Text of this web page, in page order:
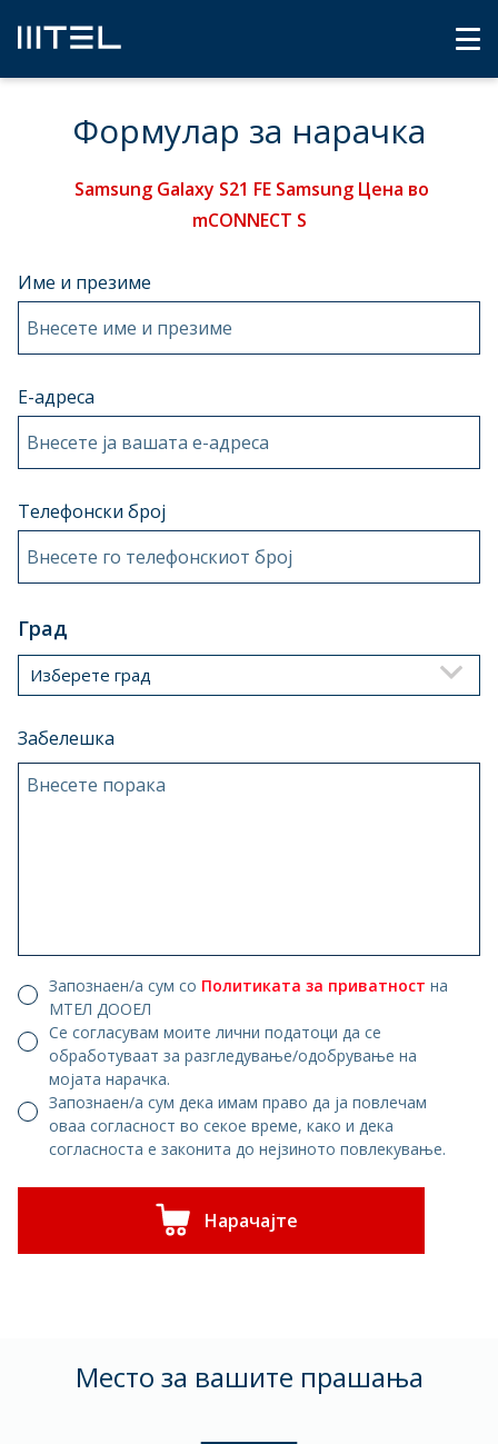
Формулар за нарачка
Samsung Galaxy S21 FE Samsung Цена во
mCONNECT S
Име и презиме
Внесете име и презиме
Е-адреса
Внесете ја вашата e-адреса
Телефонски број
Внесете го телефонскиот број
Град
Изберете град
Забелешка
Внесете порака
Запознаен/а сум со Политиката за приватност на
МТЕЛ ДООЕЛ
Се согласувам моите лични податоци да се
обработуваат за разгледување/одобрување на
мојата нарачка.
Запознаен/а сум дека имам право да ја повлечам
оваа согласност во секое време, како и дека
согласноста е законита до нејзиното повлекување.
Нарачајте
Mесто за вашите прашања